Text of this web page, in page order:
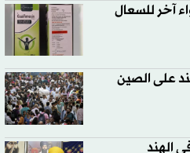
آخر للسعال
على الصين
الهند